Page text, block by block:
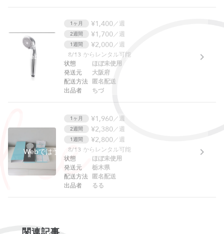
Webでは予約できません。アプリをご利用ください。
1ヶ月 ¥1,400／週
2週間 ¥1,700／週
1週間 ¥2,000／週
8/13 からレンタル可能
状態
発送元
配送方法
出品者
ほぼ未使用
大阪府
匿名配送
ちづ
Webでは予約できません。アプリをご利用ください。
1ヶ月 ¥1,960／週
2週間 ¥2,380／週
1週間 ¥2,800／週
8/13 からレンタル可能
状態
発送元
配送方法
出品者
ほぼ未使用
栃木県
匿名配送
るる